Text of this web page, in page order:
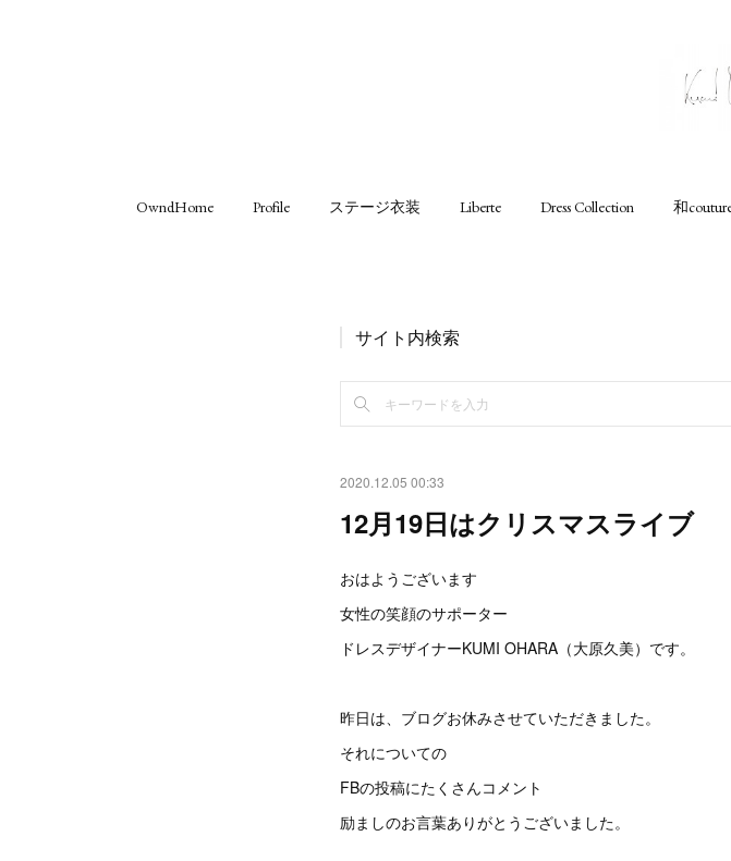
OwndHome Profile ステージ衣装 Liberte Dress Collection 和
サイト内検索
2020.12.05 00:33
12月19日はクリスマスライブ
おはようございます
女性の笑顔のサポーター
ドレスデザイナーKUMI OHARA（大原久美）です。
昨日は、ブログお休みさせていただきました。
それについての
FBの投稿にたくさんコメント
励ましのお言葉ありがとうございました。